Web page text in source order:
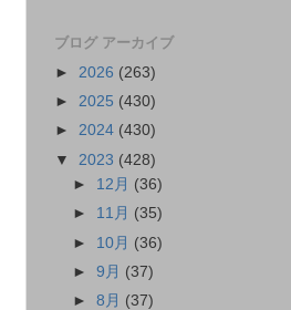
ブログ アーカイブ
► 2026 (263)
► 2025 (430)
► 2024 (430)
▼ 2023 (428)
► 12月 (36)
► 11月 (35)
► 10月 (36)
►9月 (37)
►8月 (37)